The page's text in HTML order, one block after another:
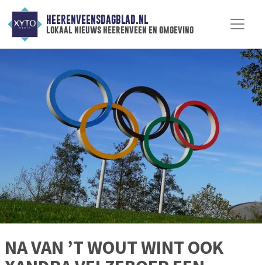
HEERENVEENSDAGBLAD.NL
lokaal nieuws heerenveen en omgeving
NA VAN ’T WOUT WINT OOK